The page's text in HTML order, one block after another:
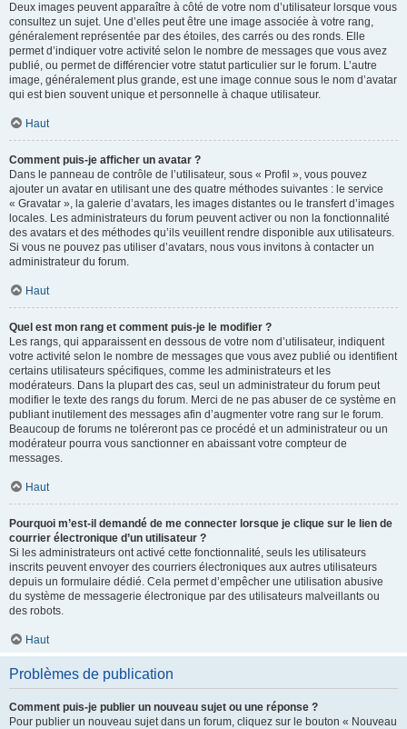
Deux images peuvent apparaître à côté de votre nom d’utilisateur lorsque vous
consultez un sujet. Une d’elles peut être une image associée à votre rang,
généralement représentée par des étoiles, des carrés ou des ronds. Elle
permet d’indiquer votre activité selon le nombre de messages que vous avez
publié, ou permet de différencier votre statut particulier sur le forum. L’autre
image, généralement plus grande, est une image connue sous le nom d’avatar
qui est bien souvent unique et personnelle à chaque utilisateur.
Haut
Comment puis-je afficher un avatar ?
Dans le panneau de contrôle de l’utilisateur, sous « Profil », vous pouvez
ajouter un avatar en utilisant une des quatre méthodes suivantes : le service
« Gravatar », la galerie d’avatars, les images distantes ou le transfert d’images
locales. Les administrateurs du forum peuvent activer ou non la fonctionnalité
des avatars et des méthodes qu’ils veuillent rendre disponible aux utilisateurs.
Si vous ne pouvez pas utiliser d’avatars, nous vous invitons à contacter un
administrateur du forum.
Haut
Quel est mon rang et comment puis-je le modifier ?
Les rangs, qui apparaissent en dessous de votre nom d’utilisateur, indiquent
votre activité selon le nombre de messages que vous avez publié ou identifient
certains utilisateurs spécifiques, comme les administrateurs et les
modérateurs. Dans la plupart des cas, seul un administrateur du forum peut
modifier le texte des rangs du forum. Merci de ne pas abuser de ce système en
publiant inutilement des messages afin d’augmenter votre rang sur le forum.
Beaucoup de forums ne toléreront pas ce procédé et un administrateur ou un
modérateur pourra vous sanctionner en abaissant votre compteur de
messages.
Haut
Pourquoi m’est-il demandé de me connecter lorsque je clique sur le lien de
courrier électronique d’un utilisateur ?
Si les administrateurs ont activé cette fonctionnalité, seuls les utilisateurs
inscrits peuvent envoyer des courriers électroniques aux autres utilisateurs
depuis un formulaire dédié. Cela permet d’empêcher une utilisation abusive
du système de messagerie électronique par des utilisateurs malveillants ou
des robots.
Haut
Problèmes de publication
Comment puis-je publier un nouveau sujet ou une réponse ?
Pour publier un nouveau sujet dans un forum, cliquez sur le bouton « Nouveau